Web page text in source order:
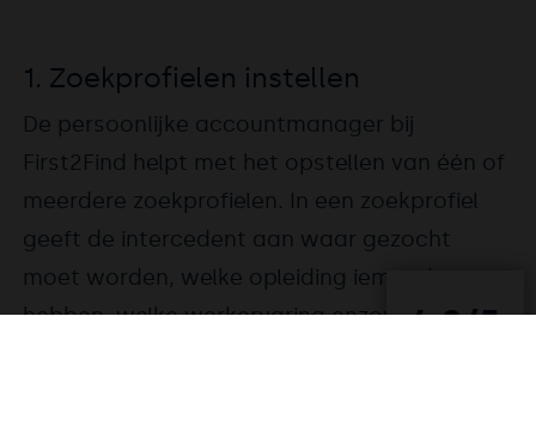
1. Zoekprofielen instellen
De persoonlijke accountmanager bij
First2Find helpt met het opstellen van één of
meerdere zoekprofielen. In een zoekprofiel
geeft de intercedent aan waar gezocht
moet worden, welke opleiding iemand moet
hebben, welke werkervaring enzovoort. De
4,8/5